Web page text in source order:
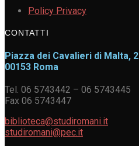
Policy Privacy
CONTATTI
Piazza dei Cavalieri di Malta, 2
00153 Roma
Tel. 06 5743442 – 06 5743445
Fax 06 5743447
biblioteca@studiromani.it
studiromani@pec.it